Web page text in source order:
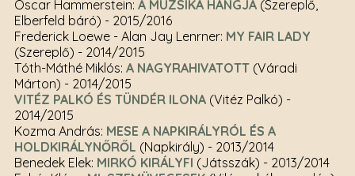
Oscar Hammerstein: A MUZSIKA HANGJA(Szereplő,
Elberfeld báró) - 2015/2016
Frederick Loewe - Alan Jay Lenrner: MY FAIR LADY
(Szereplő) - 2014/2015
Tóth-Máthé Miklós: A NAGYRAHIVATOTT(Váradi
Márton) - 2014/2015
VITÉZ PALKÓ ÉS TÜNDÉR ILONA(Vitéz Palkó) -
2014/2015
Kozma András: MESE A NAPKIRÁLYRÓL ÉS A
HOLDKIRÁLYNŐRŐL (Napkirály) - 2013/2014
Benedek Elek: MIRKÓ KIRÁLYFI (Játsszák) - 2013/2014